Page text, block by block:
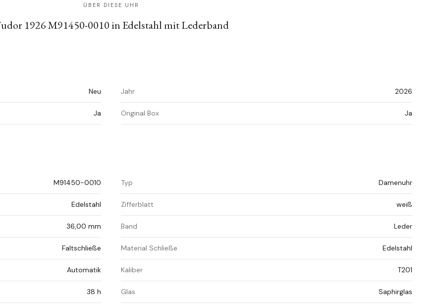
ÜBER DIESE UHR
1926 M91450-0010 in Edelstahl mit Lederband
Neu Jahr 2026
Ja Original Box Ja
M91450-0010 Typ Damenuhr
Edelstahl Zifferblatt weiß
36,00 mm Band Leder
Faltschließe Material Schließe Edelstahl
Automatik Kaliber T201
38 h Glas Saphirglas